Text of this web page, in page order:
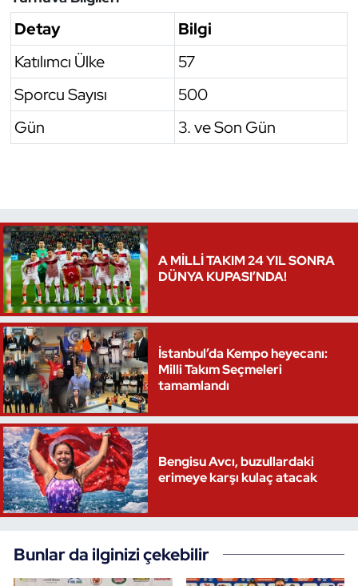
Detay
Bilgi
Katılımcı Ülke
57
Sporcu Sayısı
500
Gün
3. ve Son Gün
A MİLLİ TAKIM 24 YIL SONRA
DÜNYA KUPASI’NDA!
İstanbul’da Kempo heyecanı:
Milli Takım Seçmeleri
tamamlandı
Bengisu Avcı, buzullardaki
erimeye karşı kulaç atacak
Bunlar da ilginizi çekebilir
Triatlon
Voleybol
Vücut Geliştirme Fitness
Yüzme